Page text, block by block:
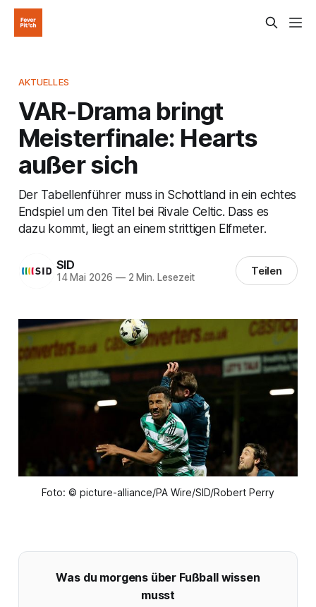
AKTUELLES
VAR-Drama bringt
Meisterfinale: Hearts
außer sich
Der Tabellenführer muss in Schottland in ein echtes
Endspiel um den Titel bei Rivale Celtic. Dass es
dazu kommt, liegt an einem strittigen Elfmeter.
SID
14 Mai 2026 —2 Min. Lesezeit Teilen
Foto: © picture-alliance/PA Wire/SID/Robert Perry
Was du morgens über Fußball wissen
musst